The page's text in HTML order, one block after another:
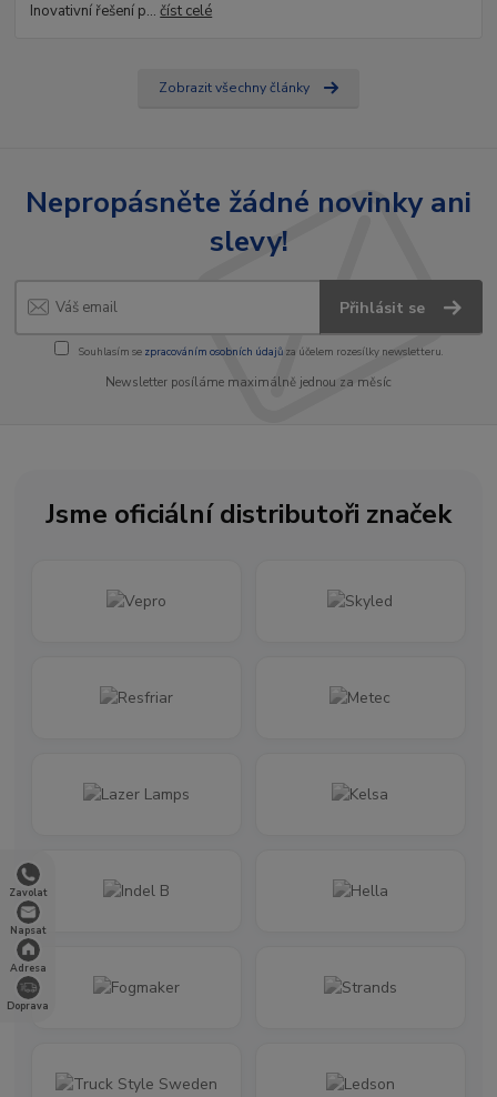
Zavolat
Napsat
Adresa
Doprava
Inovativní řešení p...číst celé
Zobrazit všechny články
Nepropásněte žádné novinky ani
slevy!
Přihlásit se
Souhlasím se zpracováním osobních údajůza účelem rozesílky newsletteru.
Newsletter posíláme maximálně jednou za měsíc
Jsme oficiální distributoři značek